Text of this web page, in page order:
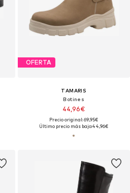
OFERTA
TAMARIS
Botines
44,96€
Precio original: 69,95€
Último precio más bajo:44,96€